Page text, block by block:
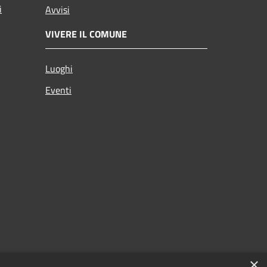
Avvisi
VIVERE IL COMUNE
Luoghi
Eventi